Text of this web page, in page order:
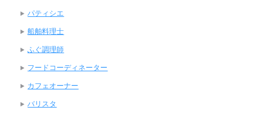
パティシエ
船舶料理士
ふぐ調理師
フードコーディネーター
カフェオーナー
バリスタ